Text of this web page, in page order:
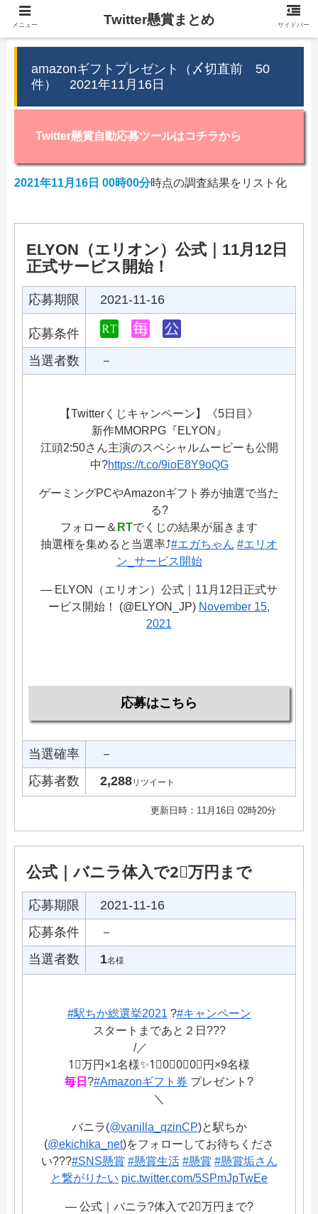
amazonギフトプレゼント（〆切直前 50
件） 2021年11月16日
Twitter懸賞自動応募ツールはコチラから
2021年11月16日 00時00分時点の調査結果をリスト化
ELYON（エリオン）公式｜11月12日
正式サービス開始！
応募期限 2021-11-16
応募条件
当選者数
－
【Twitterくじキャンペーン】《5日目》
新作MMORPG『ELYON』
江頭2:50さん主演のスペシャルムービーも公開
中?https://t.co/9ioE8Y9oQG
ゲーミングPCやAmazonギフト券が抽選で当た
る?
フォロー＆ RTでくじの結果が届きます
抽選権を集めると当選率⤴️#エガちゃん #エリオ
ン_サービス開始
— ELYON（エリオン）公式｜11月12日正式サ
ービス開始！ (@ELYON_JP) November 15,
2021
応募はこちら
当選確率
－
応募者数
2,288リツイート
更新日時：11月16日 02時20分
公式｜バニラ体入で2⃣万円まで
応募期限
2021-11-16
応募条件
－
当選者数
1名様
#駅ちか総選挙2021 ?#キャンペーン
スタートまであと２日???
/／
1⃣万円×1名様✨1⃣0⃣0⃣0⃣円×9名様
毎日 ?#Amazonギフト券 プレゼント?
＼
バニラ(@vanilla_qzinCP)と駅ちか
(@ekichika_net)をフォローしてお待ちくださ
い???#SNS懸賞 #懸賞生活 #懸賞 #懸賞垢さん
と繋がりたい pic.twitter.com/5SPmJpTwEe
— 公式｜バニラ?体入で2⃣万円まで?
メニュー Twitter懸賞まとめ サイドバー